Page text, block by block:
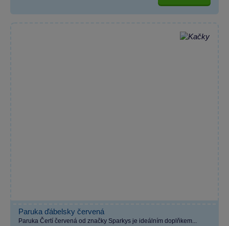
Paruka ďábelsky červená
Paruka Čertí červená od značky Sparkys je ideálním doplňkem...